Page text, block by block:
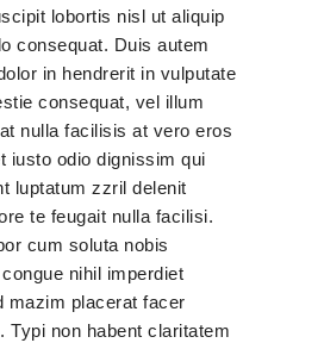
lobortis nisl ut aliquip
consequat. Duis autem
in hendrerit in vulputate
consequat, vel illum
nulla facilisis at vero eros
iusto odio dignissim qui
luptatum zzril delenit
te feugait nulla facilisi.
cum soluta nobis
nihil imperdiet
mazim placerat facer
Typi non habent claritatem